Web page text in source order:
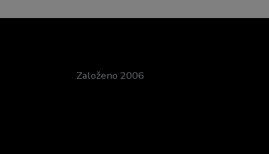
Založeno 2006